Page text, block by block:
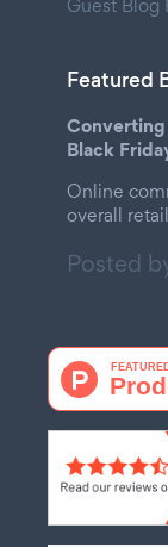
Guest Blog
Featured
Converting
Black
Online
overall
Posted